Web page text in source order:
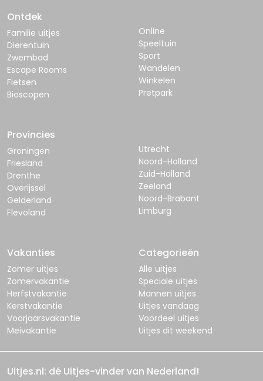
Ontdek
Familie uitjes
Dierentuin
Zwembad
Escape Rooms
Fietsen
Bioscopen
Online
Speeltuin
Sport
Wandelen
Winkelen
Pretpark
Provincies
Groningen
Friesland
Drenthe
Overijssel
Gelderland
Flevoland
Utrecht
Noord-Holland
Zuid-Holland
Zeeland
Noord-Brabant
Limburg
Vakanties
Zomer uitjes
Zomervakantie
Herfstvakantie
Kerstvakantie
Voorjaarsvakantie
Meivakantie
Categorieën
Alle uitjes
Speciale uitjes
Mannen uitjes
Uitjes vandaag
Voordeel uitjes
Uitjes dit weekend
Uitjes.nl: dé Uitjes-vinder van Nederland!